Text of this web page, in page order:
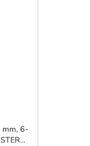
mm, 6-